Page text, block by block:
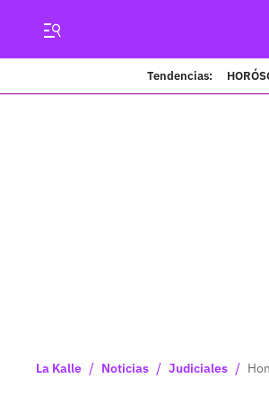
Tendencias:
La Kalle / Noticias / Judiciales /